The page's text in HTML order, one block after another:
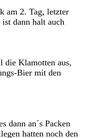
am 2. Tag, letzter
dann halt auch
die Klamotten aus,
Bier mit den
dann an´s Packen
hatten noch den